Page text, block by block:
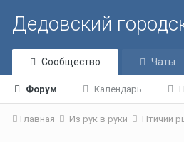
Дедовский
Сообщество
Форум Календарь
Чаты
Главная Из рук в руки Птичий